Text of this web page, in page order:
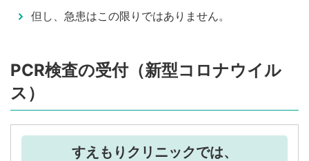
但し、急患はこの限りではありません。
PCR検査の受付（新型コロナウイル
ス）
すえもりクリニックでは、